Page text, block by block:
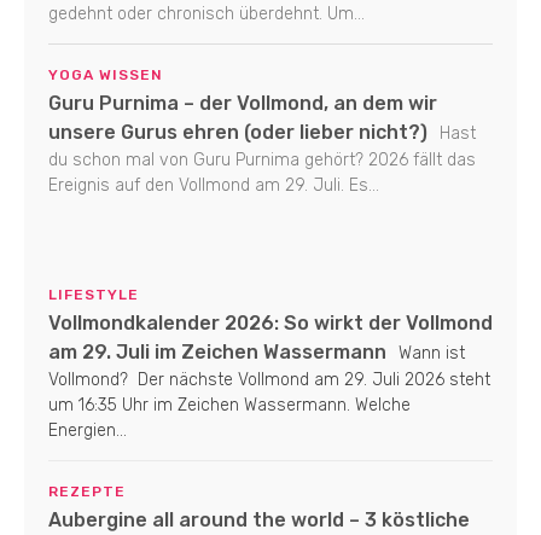
gedehnt oder chronisch überdehnt. Um...
YOGA WISSEN
Guru Purnima – der Vollmond, an dem wir
unsere Gurus ehren (oder lieber nicht?)
Hast
du schon mal von Guru Purnima gehört? 2026 fällt das
Ereignis auf den Vollmond am 29. Juli. Es...
LIFESTYLE
Vollmondkalender 2026: So wirkt der Vollmond
am 29. Juli im Zeichen Wassermann
Wann ist
Vollmond? Der nächste Vollmond am 29. Juli 2026 steht
um 16:35 Uhr im Zeichen Wassermann. Welche
Energien...
REZEPTE
Aubergine all around the world – 3 köstliche